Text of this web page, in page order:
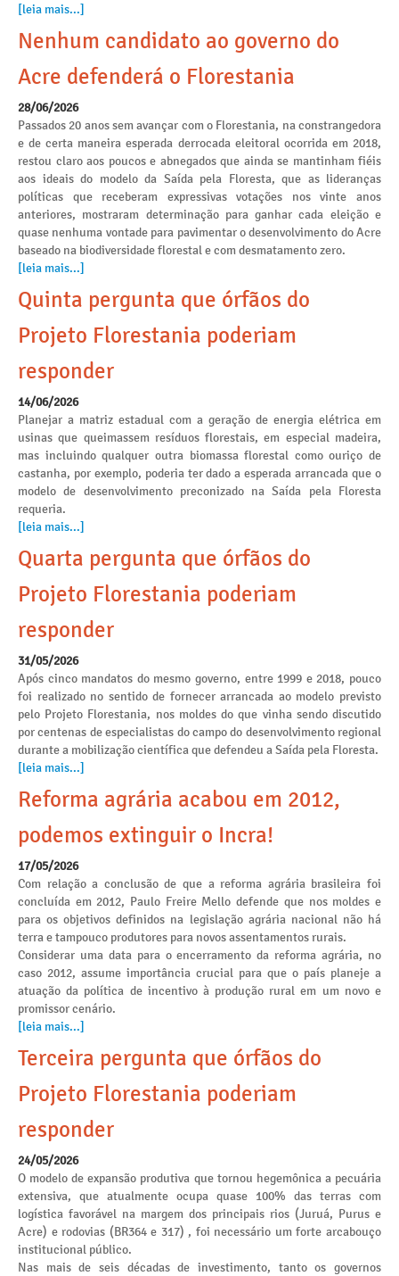
[leia mais...]
Nenhum candidato ao governo do
Acre defenderá o Florestania
28/06/2026
Passados 20 anos sem avançar com o Florestania, na constrangedora
e de certa maneira esperada derrocada eleitoral ocorrida em 2018,
restou claro aos poucos e abnegados que ainda se mantinham fiéis
aos ideais do modelo da Saída pela Floresta, que as lideranças
políticas que receberam expressivas votações nos vinte anos
anteriores, mostraram determinação para ganhar cada eleição e
quase nenhuma vontade para pavimentar o desenvolvimento do Acre
baseado na biodiversidade florestal e com desmatamento zero.
[leia mais...]
Quinta pergunta que órfãos do
Projeto Florestania poderiam
responder
14/06/2026
Planejar a matriz estadual com a geração de energia elétrica em
usinas que queimassem resíduos florestais, em especial madeira,
mas incluindo qualquer outra biomassa florestal como ouriço de
castanha, por exemplo, poderia ter dado a esperada arrancada que o
modelo de desenvolvimento preconizado na Saída pela Floresta
requeria.
[leia mais...]
Quarta pergunta que órfãos do
Projeto Florestania poderiam
responder
31/05/2026
Após cinco mandatos do mesmo governo, entre 1999 e 2018, pouco
foi realizado no sentido de fornecer arrancada ao modelo previsto
pelo Projeto Florestania, nos moldes do que vinha sendo discutido
por centenas de especialistas do campo do desenvolvimento regional
durante a mobilização científica que defendeu a Saída pela Floresta.
[leia mais...]
Reforma agrária acabou em 2012,
podemos extinguir o Incra!
17/05/2026
Com relação a conclusão de que a reforma agrária brasileira foi
concluída em 2012, Paulo Freire Mello defende que nos moldes e
para os objetivos definidos na legislação agrária nacional não há
terra e tampouco produtores para novos assentamentos rurais.
Considerar uma data para o encerramento da reforma agrária, no
caso 2012, assume importância crucial para que o país planeje a
atuação da política de incentivo à produção rural em um novo e
promissor cenário.
[leia mais...]
Terceira pergunta que órfãos do
Projeto Florestania poderiam
responder
24/05/2026
O modelo de expansão produtiva que tornou hegemônica a pecuária
extensiva, que atualmente ocupa quase 100% das terras com
logística favorável na margem dos principais rios (Juruá, Purus e
Acre) e rodovias (BR364 e 317) , foi necessário um forte arcabouço
institucional público.
Nas mais de seis décadas de investimento, tanto os governos